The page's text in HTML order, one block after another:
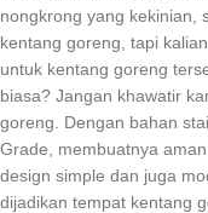
nongkrong yang kekinian,
kentang goreng, tapi
untuk kentang goreng
biasa? Jangan khawatir
goreng. Dengan bahan
Grade, membuatnya
design simple dan juga
dijadikan tempat kentang